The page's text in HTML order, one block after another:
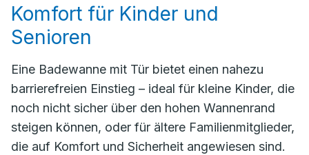
Komfort für Kinder und
Senioren
Eine Badewanne mit Tür bietet einen nahezu
barrierefreien Einstieg – ideal für kleine Kinder, die
noch nicht sicher über den hohen Wannenrand
steigen können, oder für ältere Familienmitglieder,
die auf Komfort und Sicherheit angewiesen sind.